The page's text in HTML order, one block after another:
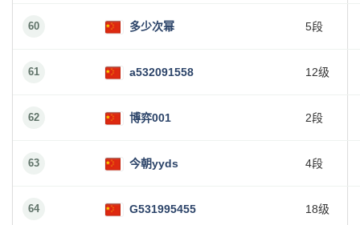
60 多少次幂 5段
61 a532091558 12级
62 博弈001 2段
63 今朝yyds 4段
64 G531995455 18级